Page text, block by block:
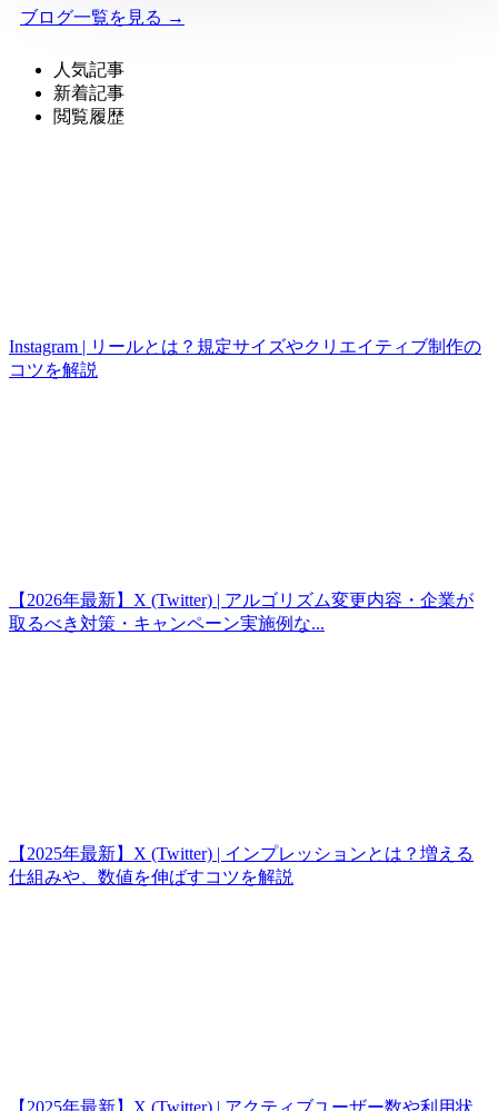
ブログ一覧を見る →
人気記事
新着記事
閲覧履歴
Instagram | リールとは？規定サイズやクリエイティブ制作の
コツを解説
【2026年最新】X (Twitter) | アルゴリズム変更内容・企業が
取るべき対策・キャンペーン実施例な...
【2025年最新】X (Twitter) | インプレッションとは？増える
仕組みや、数値を伸ばすコツを解説